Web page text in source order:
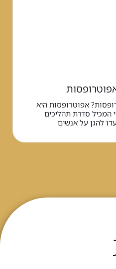
אפוטרופסות היא
סדרת תהליכים
להגן על אנשים